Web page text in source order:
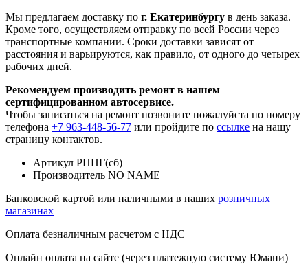
Мы предлагаем доставку по г. Екатеринбургу в день заказа.
Кроме того, осуществляем отправку по всей России через
транспортные компании. Сроки доставки зависят от
расстояния и варьируются, как правило, от одного до четырех
рабочих дней.
Рекомендуем производить ремонт в нашем
сертифицированном автосервисе.
Чтобы записаться на ремонт позвоните пожалуйста по номеру
телефона +7 963-448-56-77 или пройдите по ссылке на нашу
страницу контактов.
Артикул РППГ(сб)
Производитель NO NAME
Банковской картой или наличными в наших розничных
магазинах
Оплата безналичным расчетом с НДС
Онлайн оплата на сайте (через платежную систему Юмани)